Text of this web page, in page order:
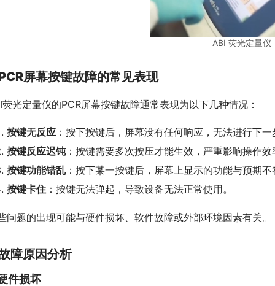
ABI 荧光定量仪
屏幕按键故障的常见表现
荧光定量仪的PCR屏幕按键故障通常表现为以下几种情况：
按键无反应 ：按下按键后，屏幕没有任何响应，无法进行下
按键反应迟钝：按键需要多次按压才能生效，严重影响操作效
按键功能错乱 ：按下某一按键后，屏幕上显示的功能与预期不
按键卡住 ：按键无法弹起，导致设备无法正常使用。
问题的出现可能与硬件损坏、软件故障或外部环境因素有关。
障原因分析
件损坏